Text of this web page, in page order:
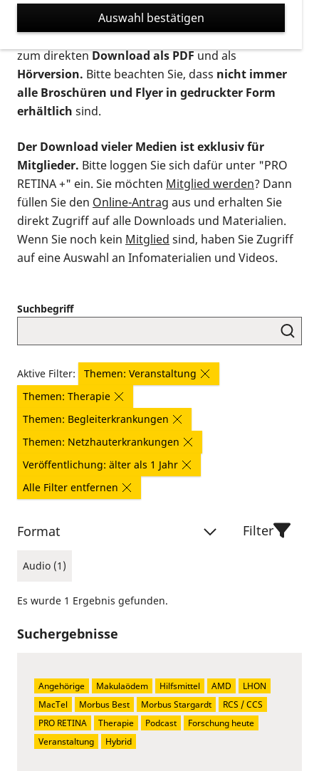
verschiedenen Formaten angeboten: zur
postalischen Bestellung als gedruckte Variante
zum direktenDownload als PDFund als
Hörversion. Bitte beachten Sie, dass nicht immer
alle Broschüren und Flyer in gedruckter Form
erhältlich sind.
Der Download vieler Medien ist exklusiv für
Mitglieder. Bitte loggen Sie sich dafür unter "PRO
RETINA +" ein. Sie möchten Mitglied werden? Dann
füllen Sie den Online-Antrag aus und erhalten Sie
direkt Zugriff auf alle Downloads und Materialien.
Wenn Sie noch kein Mitglied sind, haben Sie Zugriff
auf eine Auswahl an Infomaterialien und Videos.
Suchbegriff
Aktive Filter:
Themen: Veranstaltung
Themen: Therapie
Themen: Begleiterkrankungen
Themen: Netzhauterkrankungen
Veröffentlichung: älter als 1 Jahr
Alle Filter entfernen
Format
Audio (1)
Filter
Es wurde 1 Ergebnis gefunden.
Suchergebnisse
Angehörige Makulaödem Hilfsmittel AMD
LHON
MacTel
Morbus Best Morbus Stargardt
RCS / CCS
PRO RETINA
Therapie Podcast
Forschung heute
Veranstaltung
Hybrid
Auswahl bestätigen